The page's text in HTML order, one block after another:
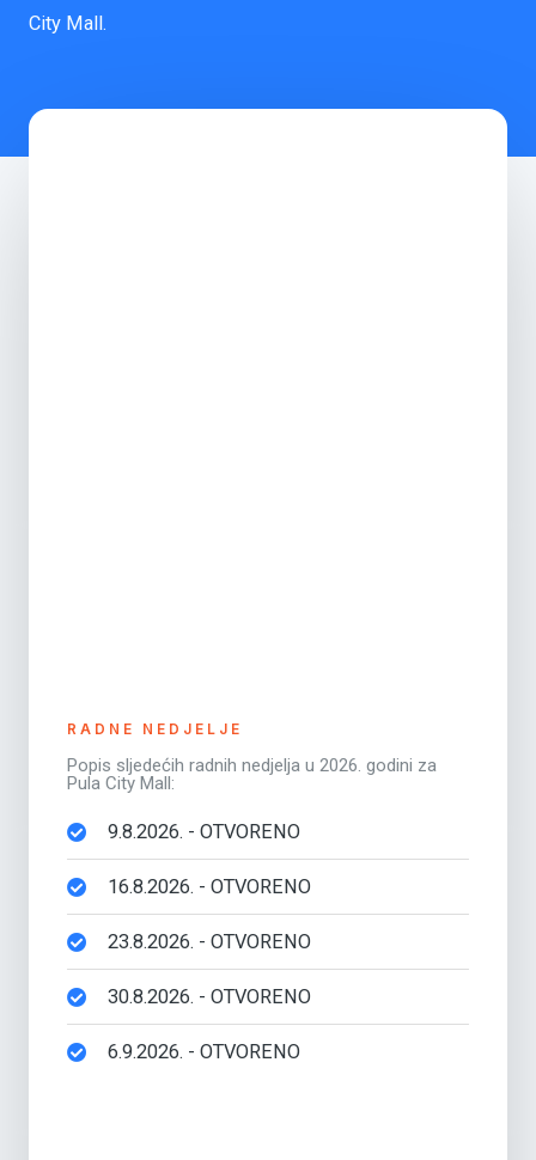
City Mall.
RADNE NEDJELJE
Popis sljedećih radnih nedjelja u 2026. godini za
Pula City Mall:
9.8.2026. - OTVORENO
16.8.2026. - OTVORENO
23.8.2026. - OTVORENO
30.8.2026. - OTVORENO
6.9.2026. - OTVORENO